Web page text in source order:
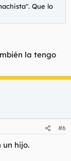
Que lo
la tengo
#6
un hijo.